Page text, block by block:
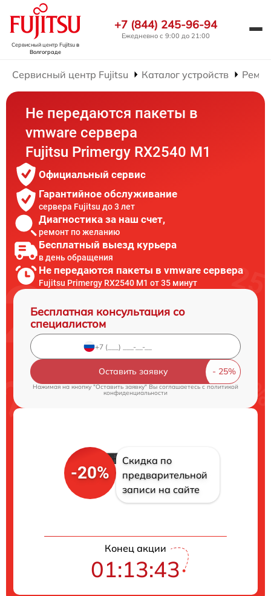
Сервисный центр Fujitsuв
Волгограде
+7 (844) 245-96-94
Ежедневно с 9:00 до 21:00
Сервисный центр Fujitsu Каталог устройств
Не передаются пакеты в
vmware сервера
Fujitsu Primergy RX2540 M1
Официальный сервис
Гарантийное обслуживание
сервера Fujitsu до 3 лет
Диагностика за наш счет,
ремонт по желанию
Бесплатный выезд курьера
в день обращения
Не передаются пакеты в vmware сервера
Fujitsu Primergy RX2540 M1 от 35 минут
Бесплатная консультация со
специалистом
Оставить заявку
Нажимая на кнопку "Оставить заявку" Вы соглашаетесь cполитикой
конфиденциальности
-20%
Скидка по
предварительной
записи на сайте
Конец акции
01:13:42